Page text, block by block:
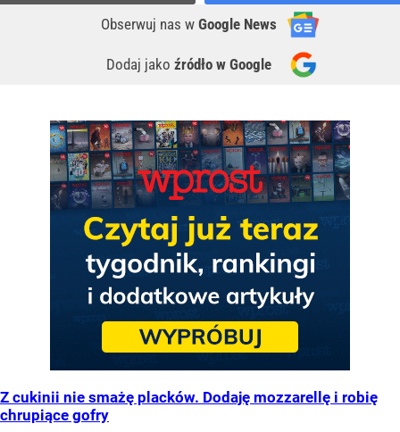
Obserwuj nas w Google News
Dodaj jako źródło w Google
Z cukinii nie smażę placków. Dodaję mozzarellę i robię
chrupiące gofry